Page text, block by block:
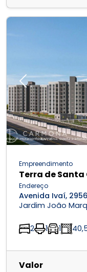
Previous
Empreendimento
Terra de Santa
Endereço
Avenida Ivaí, 2956
Jardim João
2 1 1
Valor